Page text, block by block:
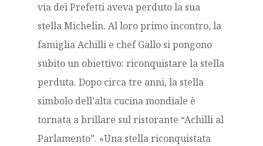
via dei Prefetti aveva perduto la sua
stella Michelin. Al loro primo incontro, la
famiglia Achilli e chef Gallo si pongono
subito un obiettivo: riconquistare la stella
perduta. Dopo circa tre anni, la stella
simbolo dell’alta cucina mondiale è
tornata a brillare sul ristorante “Achilli al
Parlamento”. «Una stella riconquistata